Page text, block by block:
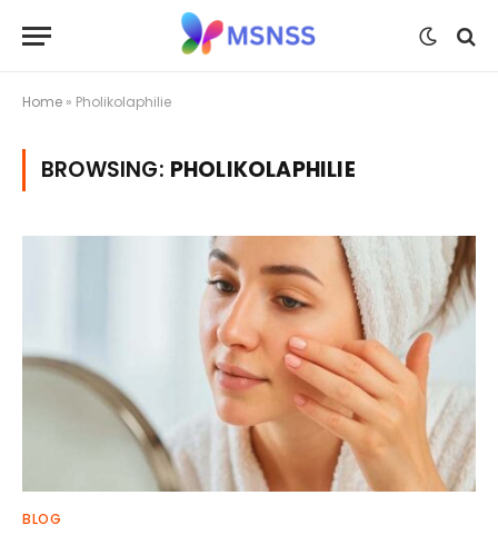
Home » Pholikolaphilie
BROWSING: PHOLIKOLAPHILIE
BLOG